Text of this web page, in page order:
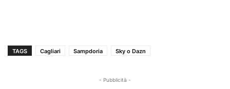
TAGS Cagliari Sampdoria Sky o Dazn
- Pubblicità -